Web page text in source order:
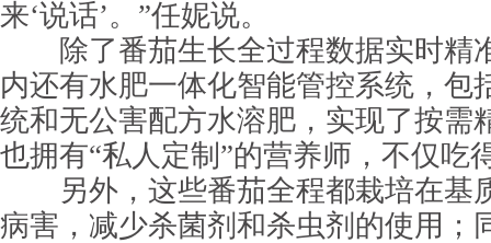
来‘说话’。”任妮说。
除了番茄生长全过程数据实时精
内还有水肥一体化智能管控系统，包
统和无公害配方水溶肥，实现了按需
也拥有“私人定制”的营养师，不仅吃
另外，这些番茄全程都栽培在基
病害，减少杀菌剂和杀虫剂的使用；